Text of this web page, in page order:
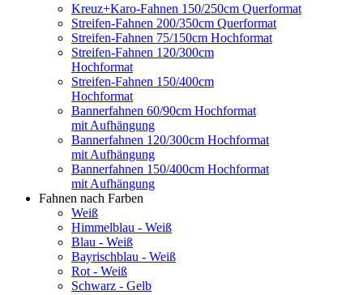
Kreuz+Karo-Fahnen 150/250cm Querformat
Streifen-Fahnen 200/350cm Querformat
Streifen-Fahnen 75/150cm Hochformat
Streifen-Fahnen 120/300cm
Hochformat
Streifen-Fahnen 150/400cm
Hochformat
Bannerfahnen 60/90cm Hochformat
mit Aufhängung
Bannerfahnen 120/300cm Hochformat
mit Aufhängung
Bannerfahnen 150/400cm Hochformat
mit Aufhängung
Fahnen nach Farben
Weiß
Himmelblau - Weiß
Blau - Weiß
Bayrischblau - Weiß
Rot - Weiß
Schwarz - Gelb